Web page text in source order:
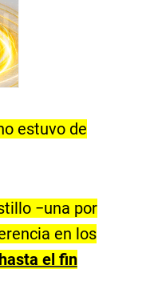
estuvo de
−una por
en los
el fin